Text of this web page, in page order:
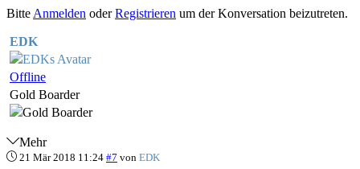
Bitte Anmelden oderRegistrieren um der Konversation beizutreten.
EDK
Offline
Gold Boarder
Mehr
21 Mär 2018 11:24 #7 von EDK